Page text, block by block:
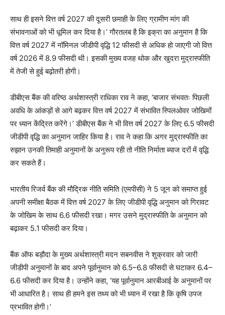
साथ ही इसने वित्त वर्ष 2027 की दूसरी छमाही के लिए ग्रामीण मांग की
संभावनाओं को भी धूमिल कर दिया है।’ गौरतलब है कि इक्रा का अनुमान है कि
वित्त वर्ष 2027 में नॉमिनल जीडीपी वृद्धि 12 फीसदी से अधिक हो जाएगी जो वित्त
वर्ष 2026 में 8.9 फीसदी थी। इसकी मुख्य वजह थोक और खुदरा मुद्रास्फीति
में तेजी से हुई बढ़ोतरी होगी।
डीबीएस बैंक की वरिष्ठ अर्थशास्त्री राधिका राव ने कहा, ‘बाजार संभवतः पिछली
अवधि के आंकड़ों से आगे बढ़कर वित्त वर्ष 2027 में संभावित स्पिलओवर जोखिमों
पर ध्यान केंद्रित करेंगे।’ डीबीएस बैंक ने भी वित्त वर्ष 2027 के लिए 6.5 फीसदी
जीडीपी वृद्धि का अनुमान जाहिर किया है। राव ने कहा कि अगर मुद्रास्फीति का
रुझान उनकी तिमाही अनुमानों के अनुरूप रही तो नीति निर्माता ब्याज दरों में वृद्धि
कर सकते हैं।
भारतीय रिजर्व बैंक की मौद्रिक नीति समिति (एमपीसी) ने 5 जून को समाप्त हुई
अपनी समीक्षा बैठक में वित्त वर्ष 2027 के लिए जीडीपी वृद्धि अनुमान को गिरावट
के जोखिम के साथ 6.6 फीसदी रखा। मगर उसने मुद्रास्फीति के अनुमान को
बढ़ाकर 5.1 फीसदी कर दिया।
बैंक ऑफ बड़ौदा के मुख्य अर्थशास्त्री मदन सबनवीस ने शुक्रवार को जारी
जीडीपी अनुमानों के बाद अपने पूर्वानुमान को 6.5–6.8 फीसदी से घटाकर 6.4–
6.6 फीसदी कर दिया है। उन्होंने कहा, ‘यह पूर्वानुमान आरबीआई के अनुमानों पर
भी आधारित है। साथ ही हमने इस तथ्य को भी ध्यान में रखा है कि कृषि उपज
प्रभावित होगी।’